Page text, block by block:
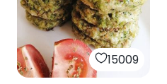
15009